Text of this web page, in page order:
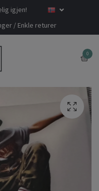
igjen!
/ Enkle returer
0